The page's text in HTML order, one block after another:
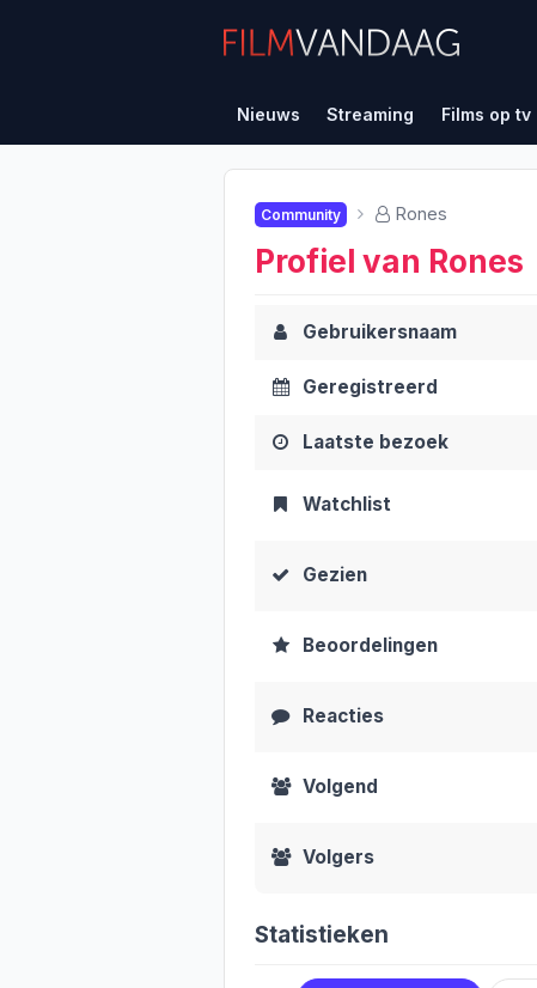
Nieuws Streaming Films op tv
Community Rones
Profiel van Rones
Gebruikersnaam
Geregistreerd
Laatste bezoek
Watchlist
Gezien
Beoordelingen
Reacties
Volgend
Volgers
Statistieken